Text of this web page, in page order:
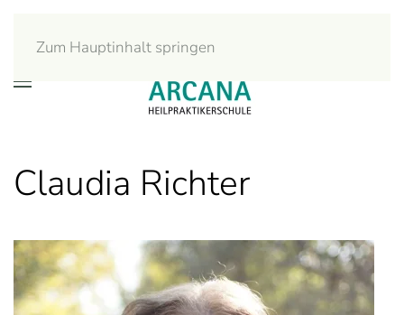
Zum Hauptinhalt springen
Claudia Richter